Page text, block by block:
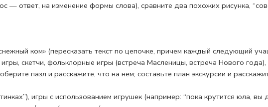
— ответ, на изменение фор­мы слова), сравните два похожих рисунка,
ком» (пере­сказать текст по цепочке, причем каждый следующий
скетчи, фольклорные игры (встреча Масленицы, встреча Нового
пазл и расскажите, что на нем; составьте план экскурсии и
игры с использованием игрушек (например: “пока крутится юла,